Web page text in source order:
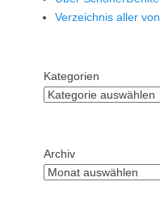
Verzeichnis aller
Kategorien
Archiv